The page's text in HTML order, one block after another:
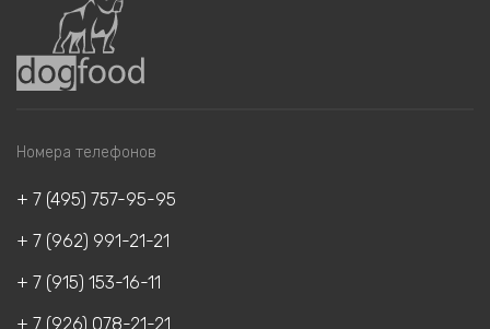
Номера телефонов
+ 7 (495) 757-95-95
+ 7 (962) 991-21-21
+ 7 (915) 153-16-11
+ 7 (926) 078-21-21